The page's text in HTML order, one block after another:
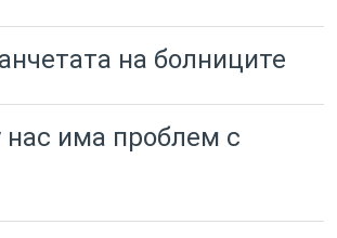
на болниците
нас има проблем с